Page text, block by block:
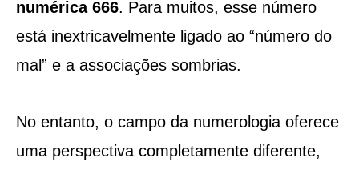
numérica 666. Para muitos, esse número
está inextricavelmente ligado ao “número do
mal” e a associações sombrias.
No entanto, o campo da numerologia oferece
uma perspectiva completamente diferente,